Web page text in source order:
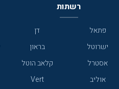
רשתות
פתאל
דן
ישרוטל
בראון
אסטרל
קלאב הוטל
אוליב
Vert